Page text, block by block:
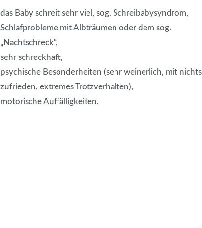
das Baby schreit sehr viel, sog. Schreibabysyndrom,
Schlafprobleme mit Albträumen oder dem sog.
„Nachtschreck“,
sehr schreckhaft,
psychische Besonderheiten (sehr weinerlich, mit nichts
zufrieden, extremes Trotzverhalten),
motorische Auffälligkeiten.